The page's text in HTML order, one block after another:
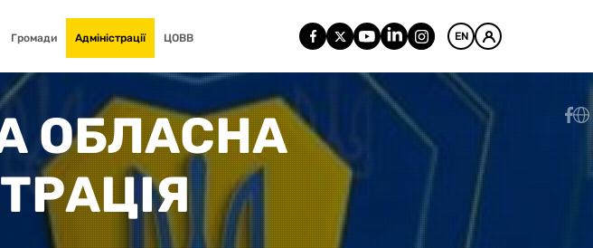
Громади Адміністрації ЦОВВ EN
ОБЛАСНА